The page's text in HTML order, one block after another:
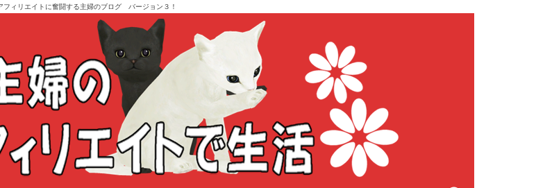
フィリエイトに奮闘する主婦のブログ バージョン３！